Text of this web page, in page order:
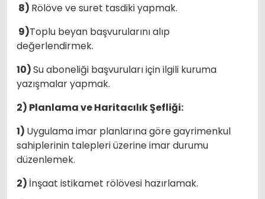
8) Rölöve ve suret tasdiki yapmak.
9)Toplu beyan başvurularını alıp
değerlendirmek.
10)Su aboneliği başvuruları için ilgili kuruma
yazışmalar yapmak.
2) Planlama ve Haritacılık Şefliği:
1) Uygulama imar planlarına göre gayrimenkul
sahiplerinin talepleri üzerine imar durumu
düzenlemek.
2) İnşaat istikamet rölövesi hazırlamak.